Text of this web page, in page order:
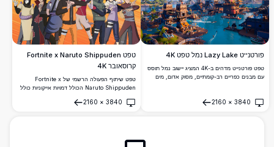
פורטנייט Lazy Lake נמל טפט 4K
טפט פורטנייט מדהים ב-4K המציג יישוב נמל תוסס
עם מבנים כפריים רב-קומתיים, מסוק אדום, מים
הצבעוני האיקוני של פורטנייט.
3840
×
2160
פתח
טפט Fortnite x Naruto Shippuden
קרוסאובר 4K
טפט שיתוף הפעולה הרשמי של Fortnite x
Naruto Shippuden הכולל דמויות אייקוניות כולל
אורוצ'ימארו, הינאטה וגאארה באמנות אנימה
3840
×
2160
פתח